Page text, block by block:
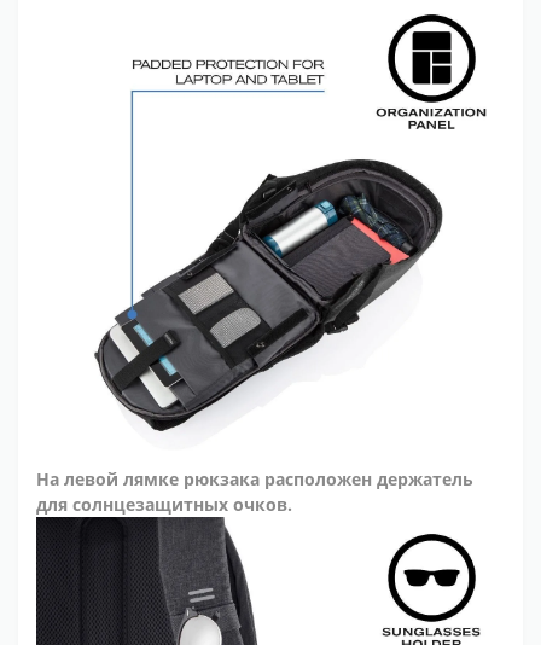
На левой лямке рюкзака расположен держатель
для солнцезащитных очков.